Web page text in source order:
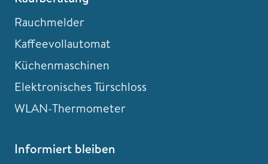
Rauchmelder
Kaffeevollautomat
Küchenmaschinen
Elektronisches Türschloss
WLAN-Thermometer
Informiert bleiben